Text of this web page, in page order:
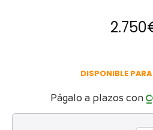
2.750
DISPONIBLE PARA
Págalo a plazos con